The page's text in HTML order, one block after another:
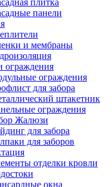
плитка
панели
и мембраны
ограждения
ограждения
для забора
штакетник
ограждения
Жалюзи
для забора
для заборов
отделки кровли
окна